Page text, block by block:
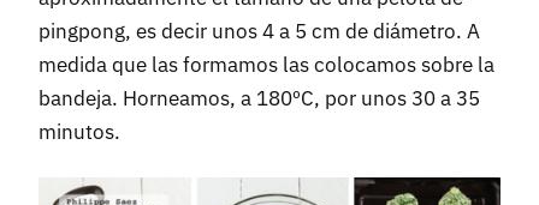
pingpong, es decir unos 4 a 5 cm de diámetro. A
medida que las formamos las colocamos sobre la
bandeja. Horneamos, a 180ºC, por unos 30 a 35
minutos.